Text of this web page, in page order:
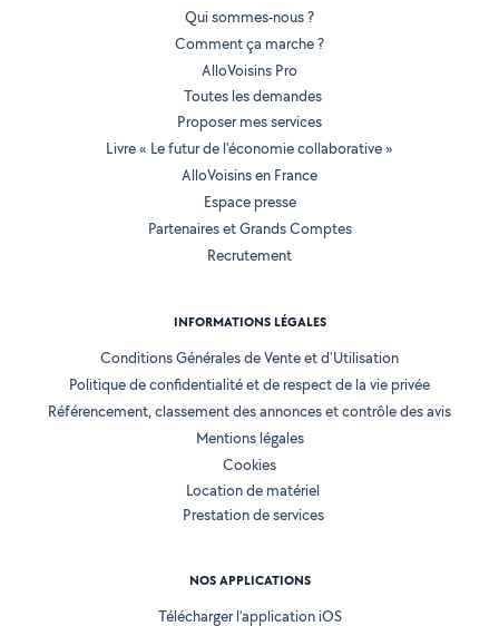
Qui sommes-nous ?
Comment ça marche ?
AlloVoisins Pro
Toutes les demandes
Proposer mes services
Livre « Le futur de l'économie collaborative »
AlloVoisins en France
Espace presse
Partenaires et Grands Comptes
Recrutement
INFORMATIONS LÉGALES
Conditions Générales de Vente et d'Utilisation
Politique de confidentialité et de respect de la vie privée
Référencement, classement des annonces et contrôle des avis
Mentions légales
Cookies
Location de matériel
Prestation de services
NOS APPLICATIONS
Télécharger l’application iOS